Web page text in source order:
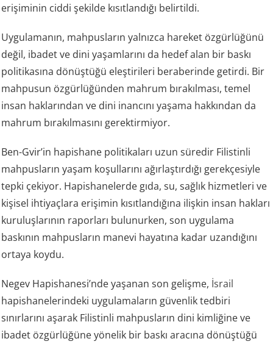
erişiminin ciddi şekilde kısıtlandığı belirtildi.
Uygulamanın, mahpusların yalnızca hareket özgürlüğünü
değil, ibadet ve dini yaşamlarını da hedef alan bir baskı
politikasına dönüştüğü eleştirileri beraberinde getirdi. Bir
mahpusun özgürlüğünden mahrum bırakılması, temel
insan haklarından ve dini inancını yaşama hakkından da
mahrum bırakılmasını gerektirmiyor.
Ben-Gvir’in hapishane politikaları uzun süredir Filistinli
mahpusların yaşam koşullarını ağırlaştırdığı gerekçesiyle
tepki çekiyor. Hapishanelerde gıda, su, sağlık hizmetleri ve
kişisel ihtiyaçlara erişimin kısıtlandığına ilişkin insan hakları
kuruluşlarının raporları bulunurken, son uygulama
baskının mahpusların manevi hayatına kadar uzandığını
ortaya koydu.
Negev Hapishanesi’nde yaşanan son gelişme, İsrail
hapishanelerindeki uygulamaların güvenlik tedbiri
sınırlarını aşarak Filistinli mahpusların dini kimliğine ve
ibadet özgürlüğüne yönelik bir baskı aracına dönüştüğü